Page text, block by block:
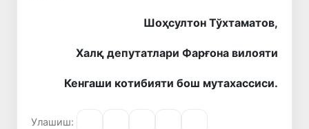
Шоҳсултон Тўхтаматов,
Халқ депутатлари Фарғона вилояти
Кенгаши котибияти бош мутахассиси.
Улашиш: